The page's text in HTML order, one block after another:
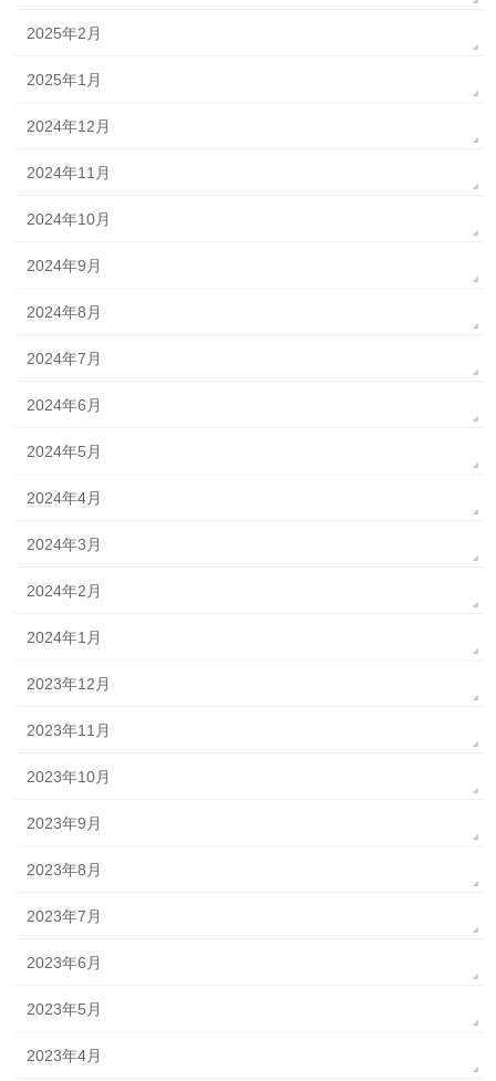
2025年2月
2025年1月
2024年12月
2024年11月
2024年10月
2024年9月
2024年8月
2024年7月
2024年6月
2024年5月
2024年4月
2024年3月
2024年2月
2024年1月
2023年12月
2023年11月
2023年10月
2023年9月
2023年8月
2023年7月
2023年6月
2023年5月
2023年4月